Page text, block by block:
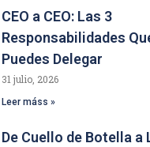
CEO a CEO: Las 3
Responsabilidades
Puedes Delegar
31 julio, 2026
Leer máss »
De Cuello de Botella a